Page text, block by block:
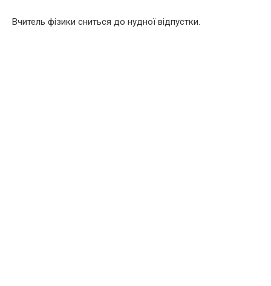
Вчитель фізики сниться до нудної відпустки.